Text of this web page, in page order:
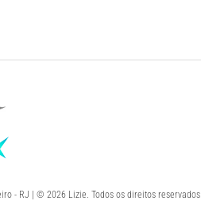
- RJ | © 2026 Lizie. Todos os direitos reservados.